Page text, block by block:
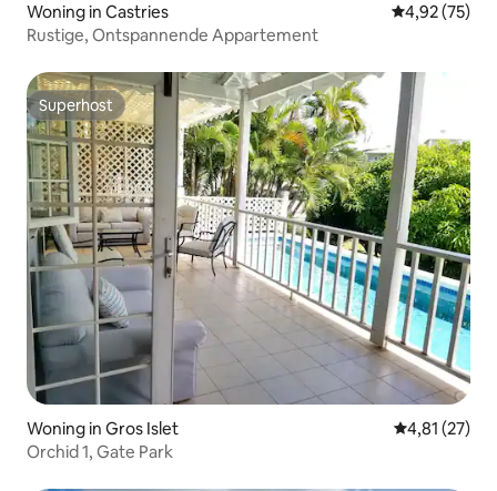
Woning in Castries Gemiddelde
4,92 (75)
Rustige, Ontspannende Appartement
Superhost
Superhost
Woning in Gros Islet Gemiddelde
4,81 (27)
Orchid 1, Gate Park